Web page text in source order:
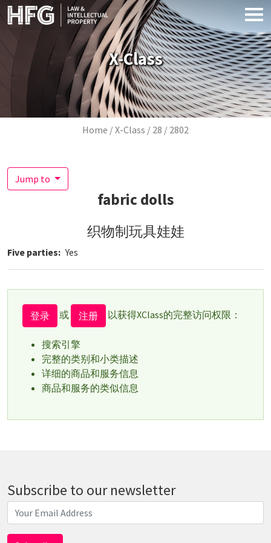
Skip to main content
X-Class
Breadcrumb
Home X-Class 28 2802
Jump to
fabric dolls
织物制玩具娃娃
Five parties Yes
登录 或 注册 以获得XClass的完整访问权限：
搜索引擎
完整的类别和小类描述
详细的商品和服务信息
商品和服务的类似信息
Subscribe to our newsletter